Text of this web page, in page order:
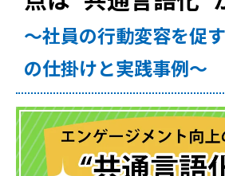
～社員の行動変容を促
の仕掛けと実践事例～